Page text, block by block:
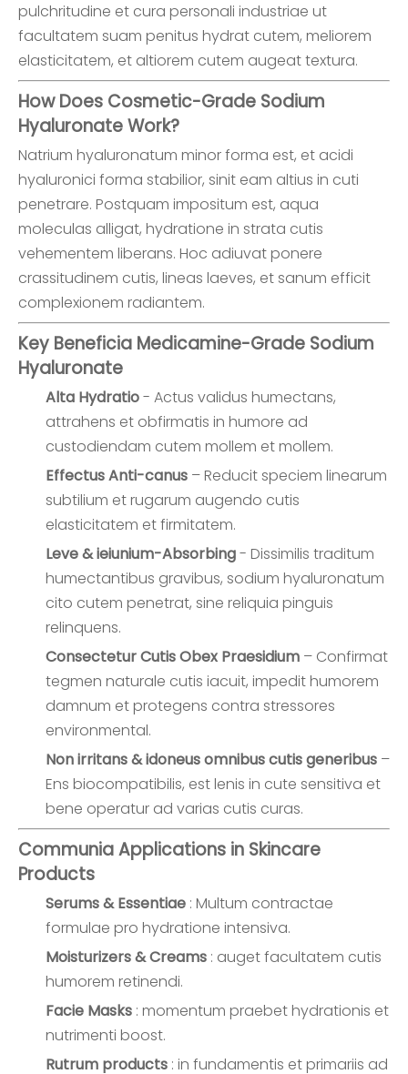
pulchritudine et cura personali industriae ut
facultatem suam penitus hydrat cutem, meliorem
elasticitatem, et altiorem cutem augeat textura.
How Does Cosmetic-Grade Sodium
Hyaluronate Work?
Natrium hyaluronatum minor forma est, et acidi
hyaluronici forma stabilior, sinit eam altius in cuti
penetrare. Postquam impositum est, aqua
moleculas alligat, hydratione in strata cutis
vehementem liberans. Hoc adiuvat ponere
crassitudinem cutis, lineas laeves, et sanum efficit
complexionem radiantem.
Key Beneficia Medicamine-Grade Sodium
Hyaluronate
Alta Hydratio- Actus validus humectans,
attrahens et obfirmatis in humore ad
custodiendam cutem mollem et mollem.
Effectus Anti-canus – Reducit speciem linearum
subtilium et rugarum augendo cutis
elasticitatem et firmitatem.
Leve & ieiunium-Absorbing- Dissimilis traditum
humectantibus gravibus, sodium hyaluronatum
cito cutem penetrat, sine reliquia pinguis
relinquens.
Consectetur Cutis Obex Praesidium – Confirmat
tegmen naturale cutis iacuit, impedit humorem
damnum et protegens contra stressores
environmental.
Non irritans & idoneus omnibus cutis generibus –
Ens biocompatibilis, est lenis in cute sensitiva et
bene operatur ad varias cutis curas.
Communia Applications in Skincare
Products
Serums & Essentiae : Multum contractae
formulae pro hydratione intensiva.
Moisturizers & Creams : auget facultatem cutis
humorem retinendi.
Facie Masks : momentum praebet hydrationis et
nutrimenti boost.
Rutrum products : in fundamentis et primariis ad